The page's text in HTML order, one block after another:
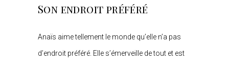
Son endroit préféré
Anaïs aime tellement le monde qu’elle n’a pas
d’endroit préféré. Elle s’émerveille de tout et est